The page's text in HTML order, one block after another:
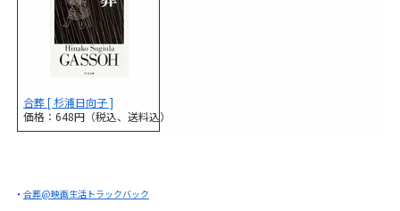
合葬 [ 杉浦日向子 ]
価格：648円（税込、送料込）
・ 合葬@映画生活トラックバック